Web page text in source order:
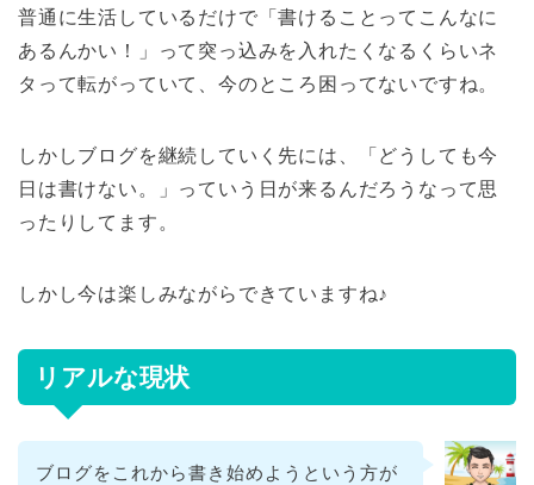
普通に生活しているだけで「書けることってこんなに
あるんかい！」って突っ込みを入れたくなるくらいネ
タって転がっていて、今のところ困ってないですね。
しかしブログを継続していく先には、「どうしても今
日は書けない。」っていう日が来るんだろうなって思
ったりしてます。
しかし今は楽しみながらできていますね♪
リアルな現状
ブログをこれから書き始めようという方が